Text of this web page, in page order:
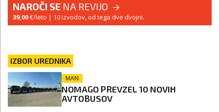
NAROČI SE NA REVIJO
39,00€/leto | 10 izvodov, od tega dve dvojni.
IZBOR UREDNIKA
MAN
NOMAGO PREVZEL 10 NOVIH
AVTOBUSOV